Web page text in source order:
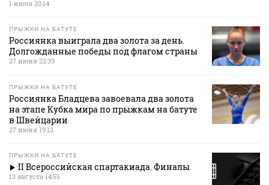
1 июля 20:14
ПРЫЖКИ НА БАТУТЕ
Россиянка выиграла два золота за день.
Долгожданные победы под флагом страны
27 июня 22:39
ПРЫЖКИ НА БАТУТЕ
Россиянка Бладцева завоевала два золота
на этапе Кубка мира по прыжкам на батуте
в Швейцарии
27 июня 19:12
ПРЫЖКИ НА БАТУТЕ
II Всероссийская спартакиада. Финалы
13 августа 14:55